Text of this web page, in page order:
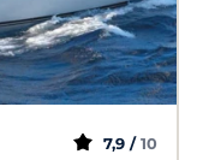
7,9 / 10